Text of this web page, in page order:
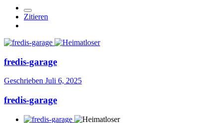
Zitieren
fredis-garage
Geschrieben Juli 6, 2025
fredis-garage